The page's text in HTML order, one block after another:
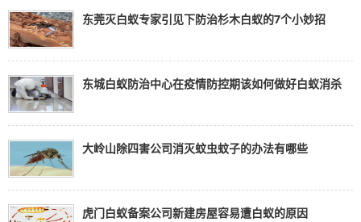
东莞灭白蚁专家引见下防治杉木白蚁的7个小妙招
东城白蚁防治中心在疫情防控期该如何做好白蚁消杀
大岭山除四害公司消灭蚊虫蚊子的办法有哪些
虎门白蚁备案公司新建房屋容易遭白蚁的原因